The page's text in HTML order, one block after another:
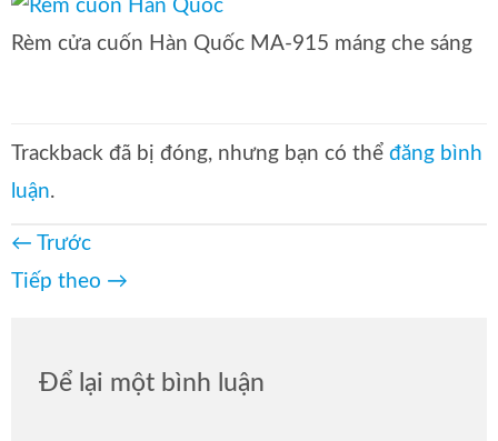
Rèm cửa cuốn Hàn Quốc MA-915 máng che sáng
Trackback đã bị đóng, nhưng bạn có thể đăng bình
luận.
← Trước
Tiếp theo →
Để lại một bình luận